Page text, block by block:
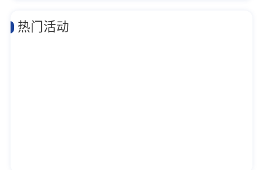
热门活动